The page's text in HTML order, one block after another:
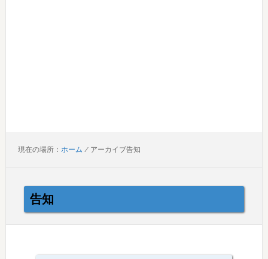
現在の場所： ホーム /アーカイブ告知
告知